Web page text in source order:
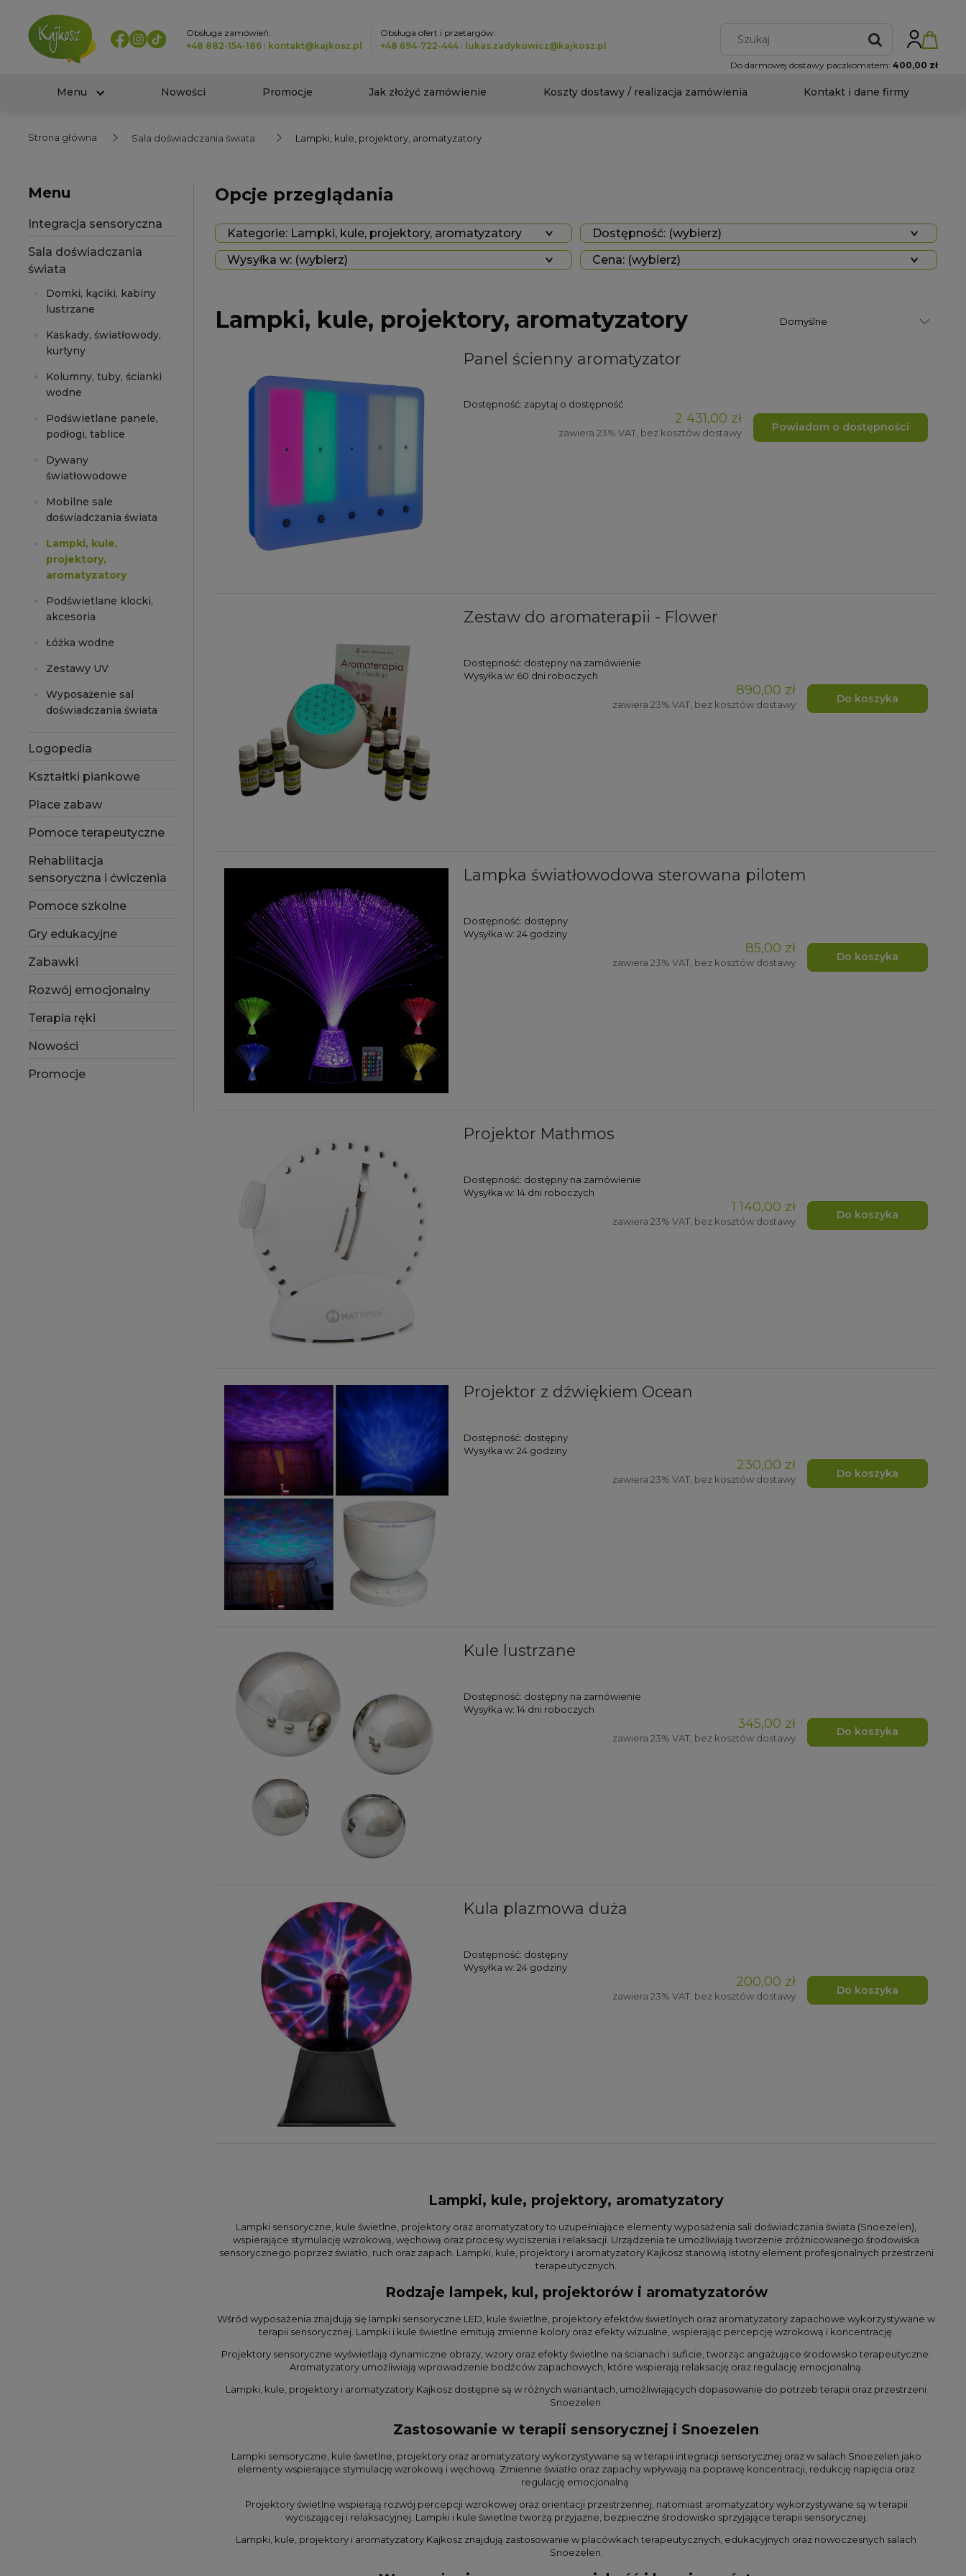
Obsługa zamówień:
+48 882-154-186I kontakt@kajkosz.pl
Obsługa ofert i przetargów:
+48 694-722-444I lukas.zadykowicz@kajkosz.pl
Do darmowej dostawy paczkomatem: 400,00 zł
Menu Nowości Promocje Jak złożyć zamówienie Koszty dostawy / realizacja zamówienia Kontakt i dane firmy
Strona główna Sala doświadczania świata Lampki, kule, projektory, aromatyzatory
Menu
Integracja sensoryczna
Sala doświadczania
świata
Domki, kąciki, kabiny
lustrzane
Kaskady, światłowody,
kurtyny
Kolumny, tuby, ścianki
wodne
Podświetlane panele,
podłogi, tablice
Dywany
światłowodowe
Mobilne sale
doświadczania świata
Lampki, kule,
projektory,
aromatyzatory
Podświetlane klocki,
akcesoria
Łóżka wodne
Zestawy UV
Wyposażenie sal
doświadczania świata
Logopedia
Kształtki piankowe
Place zabaw
Pomoce terapeutyczne
Rehabilitacja
sensoryczna i ćwiczenia
Pomoce szkolne
Gry edukacyjne
Zabawki
Rozwój emocjonalny
Terapia ręki
Nowości
Promocje
Opcje przeglądania
Kategorie: Lampki, kule, projektory, aromatyzatory
Dostępność: (wybierz)
Wysyłka w: (wybierz)
Cena: (wybierz)
Lampki, kule, projektory, aromatyzatory
Panel ścienny aromatyzator
Dostępność: zapytaj o dostępność
2 431,00 zł
zawiera 23% VAT, bez kosztów dostawy Powiadom o dostępności
Zestaw do aromaterapii - Flower
Dostępność: dostępny na zamówienie
Wysyłka w: 60 dni roboczych
890,00 zł
zawiera 23% VAT, bez kosztów dostawy Do koszyka
Lampka światłowodowa sterowana pilotem
Dostępność: dostępny
Wysyłka w: 24 godziny
85,00 zł
zawiera 23% VAT, bez kosztów dostawy Do koszyka
Projektor Mathmos
Dostępność: dostępny na zamówienie
Wysyłka w: 14 dni roboczych
1 140,00 zł
zawiera 23% VAT, bez kosztów dostawy Do koszyka
Projektor z dźwiękiem Ocean
Dostępność: dostępny
Wysyłka w: 24 godziny
230,00 zł
zawiera 23% VAT, bez kosztów dostawy Do koszyka
Kule lustrzane
Dostępność: dostępny na zamówienie
Wysyłka w: 14 dni roboczych
345,00 zł
zawiera 23% VAT, bez kosztów dostawy Do koszyka
Kula plazmowa duża
Dostępność: dostępny
Wysyłka w: 24 godziny
200,00 zł
zawiera 23% VAT, bez kosztów dostawy Do koszyka
Lampki, kule, projektory, aromatyzatory
Lampki sensoryczne, kule świetlne, projektory oraz aromatyzatory to uzupełniające elementy wyposażenia sali doświadczania świata (Snoezelen),
wspierające stymulację wzrokową, węchową oraz procesy wyciszenia i relaksacji. Urządzenia te umożliwiają tworzenie zróżnicowanego środowiska
sensorycznego poprzez światło, ruch oraz zapach. Lampki, kule, projektory i aromatyzatory Kajkosz stanowią istotny element profesjonalnych przestrzeni
terapeutycznych.
Rodzaje lampek, kul, projektorów i aromatyzatorów
Wśród wyposażenia znajdują się lampki sensoryczne LED, kule świetlne, projektory efektów świetlnych oraz aromatyzatory zapachowe wykorzystywane w
terapii sensorycznej. Lampki i kule świetlne emitują zmienne kolory oraz efekty wizualne, wspierając percepcję wzrokową i koncentrację.
Projektory sensoryczne wyświetlają dynamiczne obrazy, wzory oraz efekty świetlne na ścianach i suficie, tworząc angażujące środowisko terapeutyczne.
Aromatyzatory umożliwiają wprowadzenie bodźców zapachowych, które wspierają relaksację oraz regulację emocjonalną.
Lampki, kule, projektory i aromatyzatory Kajkosz dostępne są w różnych wariantach, umożliwiających dopasowanie do potrzeb terapii oraz przestrzeni
Snoezelen.
Zastosowanie w terapii sensorycznej i Snoezelen
Lampki sensoryczne, kule świetlne, projektory oraz aromatyzatory wykorzystywane są w terapii integracji sensorycznej oraz w salach Snoezelen jako
elementy wspierające stymulację wzrokową i węchową. Zmienne światło oraz zapachy wpływają na poprawę koncentracji, redukcję napięcia oraz
regulację emocjonalną.
Projektory świetlne wspierają rozwój percepcji wzrokowej oraz orientacji przestrzennej, natomiast aromatyzatory wykorzystywane są w terapii
wyciszającej i relaksacyjnej. Lampki i kule świetlne tworzą przyjazne, bezpieczne środowisko sprzyjające terapii sensorycznej.
Lampki, kule, projektory i aromatyzatory Kajkosz znajdują zastosowanie w placówkach terapeutycznych, edukacyjnych oraz nowoczesnych salach
Snoezelen.